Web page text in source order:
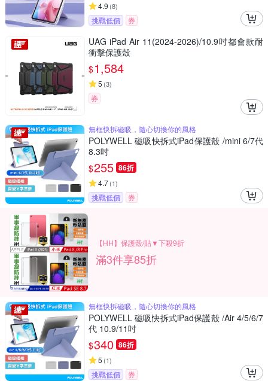
4.9 (8)
挑戰低價 券
UAG iPad Air 11(2024-2026)/10.9吋都會款耐
衝擊保護殼
$1,584
5 (3)
券
無框快拆磁吸，隨心切換你的風格
POLYWELL 磁吸快拆式iPad保護殼 /mini 6/7代
8.3吋
$255 86折
4.7(1)
挑戰低價 券
【HH】保護殼/貼▼下殺9折
滿3件享85折
無框快拆磁吸，隨心切換你的風格
POLYWELL 磁吸快拆式iPad保護殼 /Air 4/5/6/7
代 10.9/11吋
$340 86折
5 (1)
挑戰低價
券